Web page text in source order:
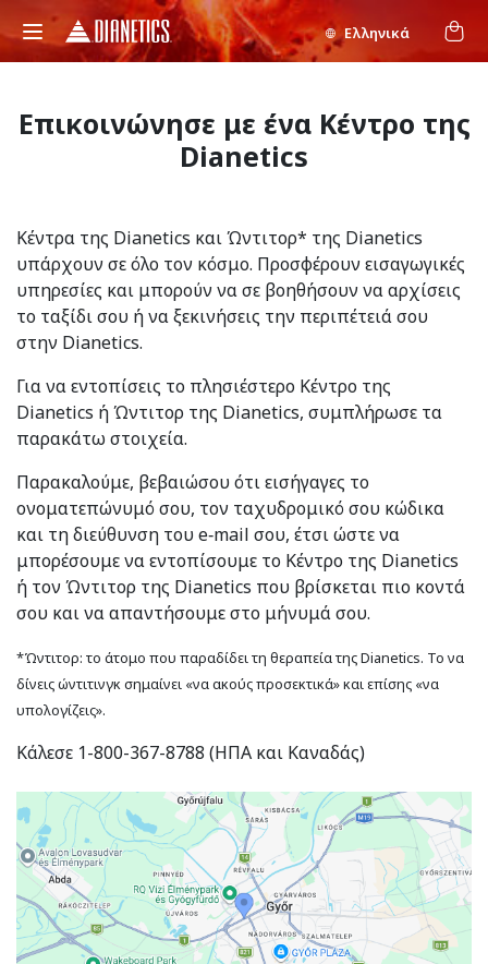
Ελληνικά
Επικοινώνησε με ένα Κέντρο της
Dianetics
Κέντρα της Dianetics και Ώντιτορ* της Dianetics
υπάρχουν σε όλο τον κόσμο. Προσφέρουν εισαγωγικές
υπηρεσίες και μπορούν να σε βοηθήσουν να αρχίσεις
το ταξίδι σου ή να ξεκινήσεις την περιπέτειά σου
στην Dianetics.
Για να εντοπίσεις το πλησιέστερο Κέντρο της
Dianetics ή Ώντιτορ της Dianetics, συμπλήρωσε τα
παρακάτω στοιχεία.
Παρακαλούμε, βεβαιώσου ότι εισήγαγες το
ονοματεπώνυμό σου, τον ταχυδρομικό σου κώδικα
και τη διεύθυνση του e‑mail σου, έτσι ώστε να
μπορέσουμε να εντοπίσουμε το Κέντρο της Dianetics
ή τον Ώντιτορ της Dianetics που βρίσκεται πιο κοντά
σου και να απαντήσουμε στο μήνυμά σου.
*Ώντιτορ: το άτομο που παραδίδει τη θεραπεία της Dianetics. Το να
δίνεις ώντιτινγκ σημαίνει «να ακούς προσεκτικά» και επίσης «να
υπολογίζεις».
Κάλεσε 1-800-367-8788 (ΗΠΑ και Καναδάς)